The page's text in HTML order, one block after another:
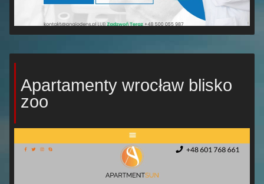
Apartamenty wrocław blisko
zoo